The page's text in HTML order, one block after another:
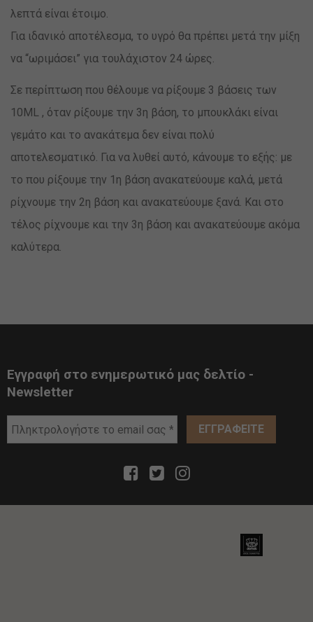
λεπτά είναι έτοιμο.
Για ιδανικό αποτέλεσμα, το υγρό θα πρέπει μετά την μίξη
να “ωριμάσει” για τουλάχιστον 24 ώρες.
Σε περίπτωση που θέλουμε να ρίξουμε 3 βάσεις των
10ML , όταν ρίξουμε την 3η βάση, το μπουκλάκι είναι
γεμάτο και το ανακάτεμα δεν είναι πολύ
αποτελεσματικό. Για να λυθεί αυτό, κάνουμε το εξής: με
το που ρίξουμε την 1η βάση ανακατεύουμε καλά, μετά
ρίχνουμε την 2η βάση και ανακατεύουμε ξανά. Και στο
τέλος ρίχνουμε και την 3η βάση και ανακατεύουμε ακόμα
καλύτερα.
Εγγραφή στο ενημερωτικό μας δελτίο -
Newsletter